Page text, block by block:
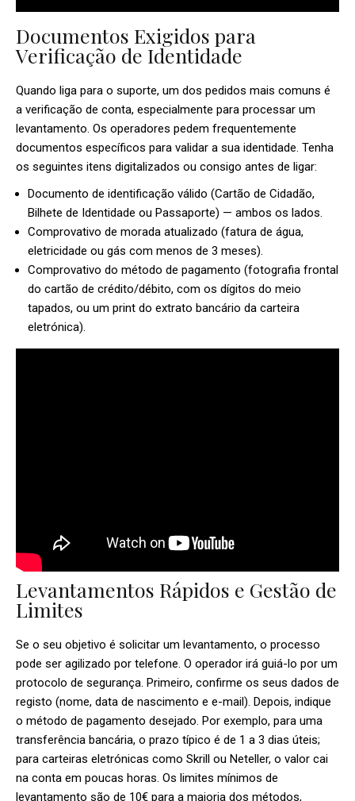
Documentos Exigidos para
Verificação de Identidade
Quando liga para o suporte, um dos pedidos mais comuns é
a verificação de conta, especialmente para processar um
levantamento. Os operadores pedem frequentemente
documentos específicos para validar a sua identidade. Tenha
os seguintes itens digitalizados ou consigo antes de ligar:
Documento de identificação válido (Cartão de Cidadão,
Bilhete de Identidade ou Passaporte) — ambos os lados.
Comprovativo de morada atualizado (fatura de água,
eletricidade ou gás com menos de 3 meses).
Comprovativo do método de pagamento (fotografia frontal
do cartão de crédito/débito, com os dígitos do meio
tapados, ou um print do extrato bancário da carteira
eletrónica).
Levantamentos Rápidos e Gestão de
Limites
Se o seu objetivo é solicitar um levantamento, o processo
pode ser agilizado por telefone. O operador irá guiá-lo por um
protocolo de segurança. Primeiro, confirme os seus dados de
registo (nome, data de nascimento e e-mail). Depois, indique
o método de pagamento desejado. Por exemplo, para uma
transferência bancária, o prazo típico é de 1 a 3 dias úteis;
para carteiras eletrónicas como Skrill ou Neteller, o valor cai
na conta em poucas horas. Os limites mínimos de
levantamento são de 10€ para a maioria dos métodos,